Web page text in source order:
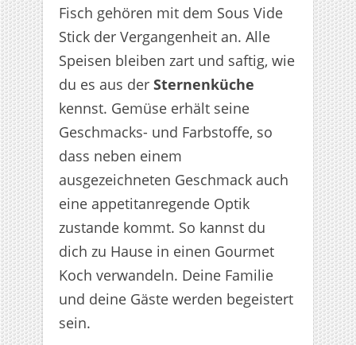
Fisch gehören mit dem Sous Vide
Stick der Vergangenheit an. Alle
Speisen bleiben zart und saftig, wie
du es aus der Sternenküche
kennst. Gemüse erhält seine
Geschmacks- und Farbstoffe, so
dass neben einem
ausgezeichneten Geschmack auch
eine appetitanregende Optik
zustande kommt. So kannst du
dich zu Hause in einen Gourmet
Koch verwandeln. Deine Familie
und deine Gäste werden begeistert
sein.